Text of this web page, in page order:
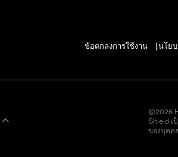
ข้อตกลงการใช้งาน
นโย
©2026
Shield เ
ของบุคค